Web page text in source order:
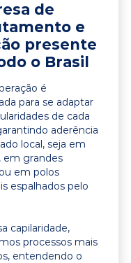
de
e
presente
o Brasil
é
para se adaptar
de cada
aderência
local, seja em
em grandes
em polos
espalhados pelo
capilaridade,
processos mais
entendendo o